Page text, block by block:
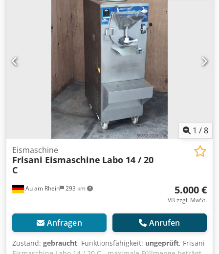
1 /8
Au am Rhein 293 km
Eismaschine
Frisani Eismaschine Labo 14 / 20
C
5.000 €
VB zzgl. MwSt.
Anfragen Anrufen
Zustand: gebraucht, Funktionsfähigkeit: ungeprüft, Frisani